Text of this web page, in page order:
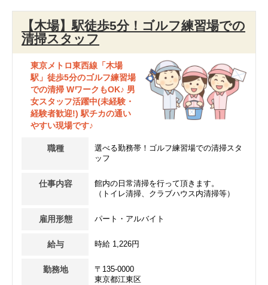
【木場】駅徒歩5分！ゴルフ練習場での
清掃スタッフ
東京メトロ東西線「木場
駅」徒歩5分のゴルフ練習場
での清掃 WワークもOK♪ 男
女スタッフ活躍中(未経験・
経験者歓迎!) 駅チカの通い
やすい現場です♪
職種
選べる勤務帯！ゴルフ練習場での清掃スタ
ッフ
仕事内容
館内の日常清掃を行って頂きます。
（トイレ清掃、クラブハウス内清掃等）
雇用形態 パート・アルバイト
給与 時給 1,226円
勤務地
〒135-0000
東京都江東区